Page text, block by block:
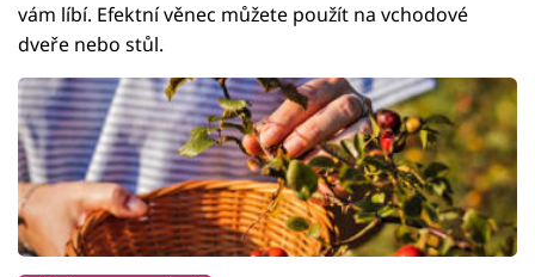
vám líbí. Efektní věnec můžete použít na vchodové
dveře nebo stůl.